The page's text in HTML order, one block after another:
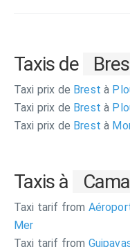
Taxis de
Taxi prix de Brestà
Taxi prix de Brestà
Taxi prix de Brestà
Taxis à
Taxi tarif from
Mer
Taxi tarif from